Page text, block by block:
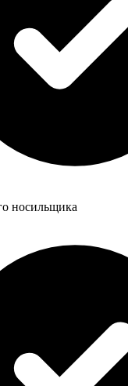
носильщика